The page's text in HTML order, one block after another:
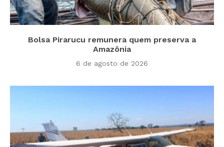
Bolsa Pirarucu remunera quem preserva a
Amazônia
6 de agosto de 2026